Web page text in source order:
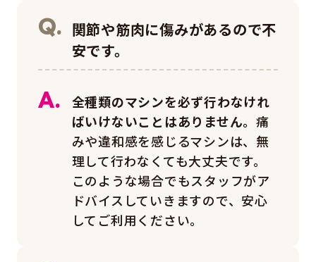
関節や筋肉に傷みがあるので不
安です。
全種類のマシンを必ず行わなけれ
ばいけないことはありません。痛
みや違和感を感じるマシンは、無
理して行わなくても大丈夫です。
このような場合でもスタッフがア
ドバイスしていきますので、安心
してご利用ください。